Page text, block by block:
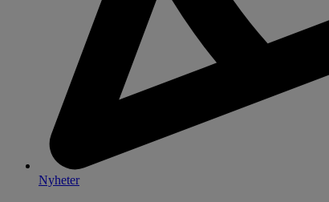
Nyheter